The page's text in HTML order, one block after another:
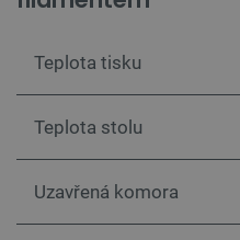
Teplota tisku
Teplota stolu
Uzavřená komora